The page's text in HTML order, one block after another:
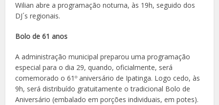
Wilian abre a programação noturna, às 19h, seguido dos
DJ´s regionais.
Bolo de 61 anos
A administração municipal preparou uma programação
especial para o dia 29, quando, oficialmente, será
comemorado o 61º aniversário de Ipatinga. Logo cedo, às
9h, será distribuído gratuitamente o tradicional Bolo de
Aniversário (embalado em porções individuais, em potes).